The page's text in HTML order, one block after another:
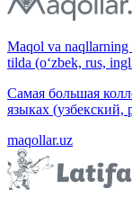
Maqol va naqllarning
tilda (o‘zbek, rus,
Самая большая
языках (узбекский,
maqollar.uz